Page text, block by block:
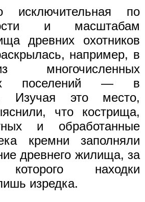
исключительная по
и масштабам
древних охотников
например, в
поселений — в
Изучая это место,
что кострища,
и обработанные
кремни заполняли
древнего жилища, за
которого находки
изредка.